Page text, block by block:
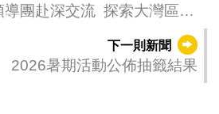
導團赴深交流 探索大灣區新
下一則新聞
2026暑期活動公佈抽籤結果